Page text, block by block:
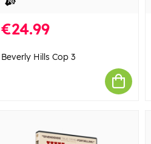
€24.99
Beverly Hills Cop 3